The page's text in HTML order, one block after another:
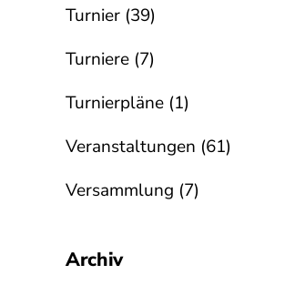
Turnier (39)
Turniere (7)
Turnierpläne (1)
Veranstaltungen (61)
Versammlung (7)
Archiv